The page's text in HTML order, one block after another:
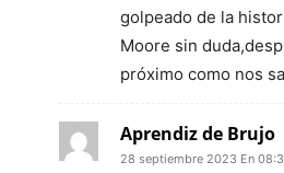
golpeado de la
Moore sin
próximo como nos
Aprendiz de Brujo
28 septiembre 2023 En